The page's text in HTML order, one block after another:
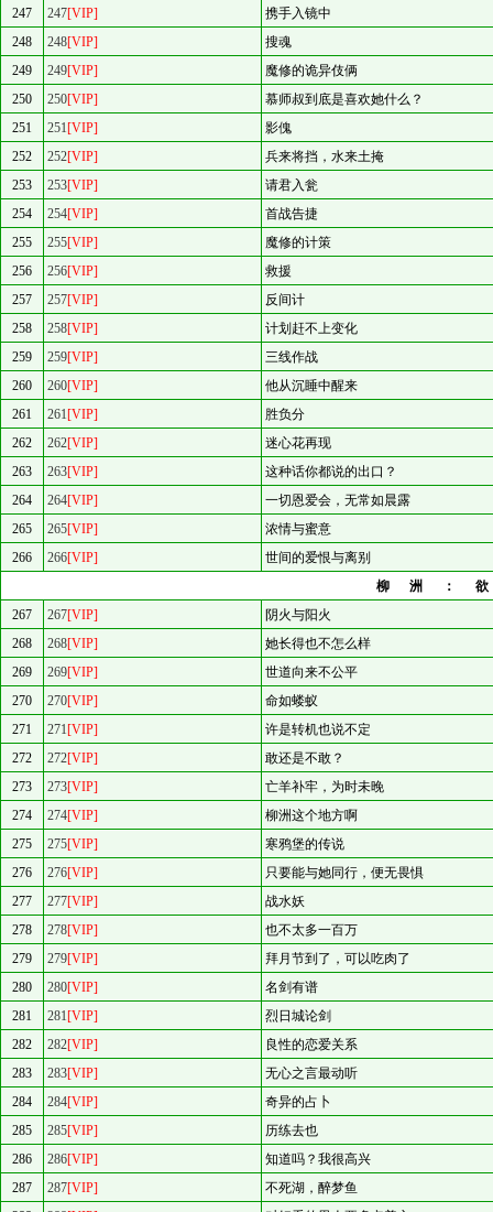
247
247[VIP]
携手入镜中
248
248[VIP]
搜魂
249
249[VIP]
魔修的诡异伎俩
250
250[VIP]
慕师叔到底是喜欢她什么？
251
251[VIP]
影傀
252
252[VIP]
兵来将挡，水来土掩
253
253[VIP]
请君入瓮
254
254[VIP]
首战告捷
255
255[VIP]
魔修的计策
256
256[VIP]
救援
257
257[VIP]
反间计
258
258[VIP]
计划赶不上变化
259
259[VIP]
三线作战
260
260[VIP]
他从沉睡中醒来
261
261[VIP]
胜负分
262
262[VIP]
迷心花再现
263
263[VIP]
这种话你都说的出口？
264
264[VIP]
一切恩爱会，无常如晨露
265
265[VIP]
浓情与蜜意
266
266[VIP]
世间的爱恨与离别
柳洲：
267
267[VIP]
阴火与阳火
268
268[VIP]
她长得也不怎么样
269
269[VIP]
世道向来不公平
270
270[VIP]
命如蝼蚁
271
271[VIP]
许是转机也说不定
272
272[VIP]
敢还是不敢？
273
273[VIP]
亡羊补牢，为时未晚
274
274[VIP]
柳洲这个地方啊
275
275[VIP]
寒鸦堡的传说
276
276[VIP]
只要能与她同行，便无畏惧
277
277[VIP]
战水妖
278
278[VIP]
也不太多一百万
279
279[VIP]
拜月节到了，可以吃肉了
280
280[VIP]
名剑有谱
281
281[VIP]
烈日城论剑
282
282[VIP]
良性的恋爱关系
283
283[VIP]
无心之言最动听
284
284[VIP]
奇异的占卜
285
285[VIP]
历练去也
286
286[VIP]
知道吗？我很高兴
287
287[VIP]
不死湖，醉梦鱼